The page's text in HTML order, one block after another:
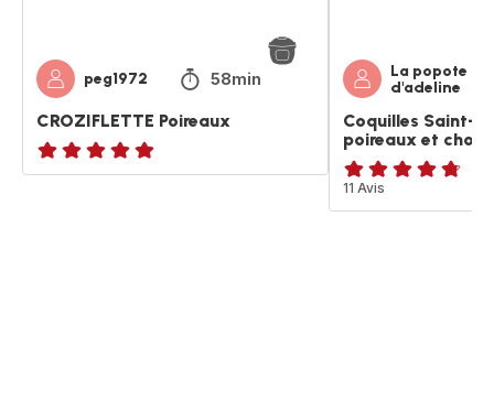
peg1972 58min
CROZIFLETTE Poireaux
ratings.NaN
La popote
d'adeline
Coquilles Saint-
poireaux et
ratings.4.7
11 Avis